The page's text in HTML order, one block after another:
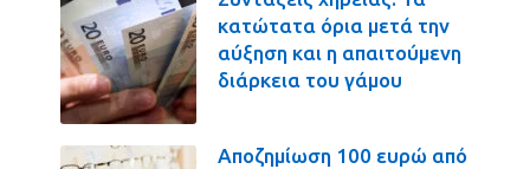
κατώτατα όρια μετά την
αύξηση και η απαιτούμενη
διάρκεια του γάμου
Αποζημίωση 100 ευρώ από